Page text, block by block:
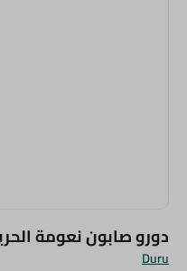
Duru
دورو صابون نعومة الحرير، 4 قطع * 120